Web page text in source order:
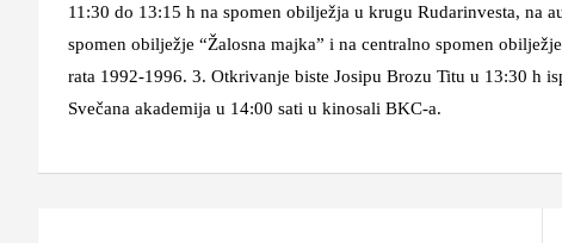
11:30 do 13:15 h na spomen obilježja u krugu Rudarinvesta, na
spomen obilježje “Žalosna majka” i na centralno spomen
rata 1992-1996. 3. Otkrivanje biste Josipu Brozu Titu u 13:30 h
Svečana akademija u 14:00 sati u kinosali BKC-a.